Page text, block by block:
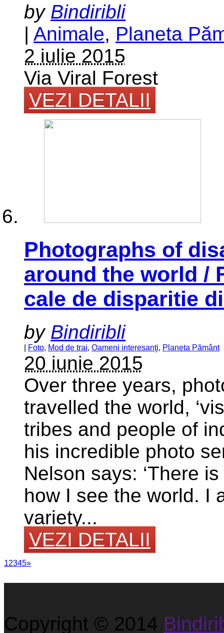
by Bindiribli
| Animale, Planeta
2 iulie 2015
Via Viral Forest
VEZI DETALII
Photographs of
around the world /
cale de disparitie
by Bindiribli
Foto, Mod de trai, Oameni interesanţi, Planeta Pământ
20 iunie 2015
Over three years,
travelled the world,
tribes and people of
his incredible photo
Nelson says: ‘There
how I see the world. I
variety...
VEZI DETALII
12345»
Copyright © 2014